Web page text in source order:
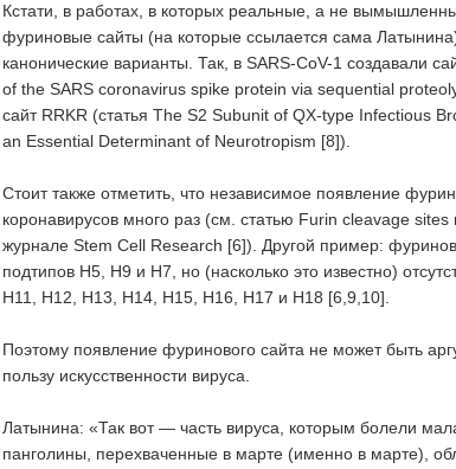
Кстати, в работах, в которых реальные, а не
фуриновые сайты (на которые ссылается сама
канонические варианты. Так, в SARS-CoV-1 создавали
of the SARS coronavirus spike protein via sequential
сайт RRKR (статья The S2 Subunit of QX-type Infectious
an Essential Determinant of Neurotropism [8]).
Стоит также отметить, что независимое появление
коронавирусов много раз (см. статью Furin cleavage
журнале Stem Cell Research [6]). Другой пример:
подтипов H5, H9 и H7, но (насколько это известно)
H11, H12, H13, H14, H15, H16, H17 и H18 [6,9,10].
Поэтому появление фуринового сайта не может быть
пользу искусственности вируса.
Латынина: «Так вот — часть вируса, которым болели
панголины, перехваченные в марте (именно в марте),